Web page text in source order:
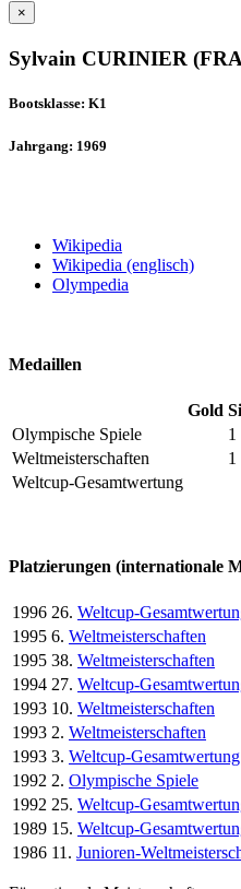
×
Sylvain CURINIER
Bootsklasse: K1
Jahrgang: 1969
Wikipedia
Wikipedia (englisch)
Olympedia
Medaillen
Gold
Olympische Spiele
1
Weltmeisterschaften
1
Weltcup-Gesamtwertung
Platzierungen (internationale
1996 26. Weltcup-
1995 6. Weltmeisterschaften
1995 38. Weltmeisterschaften
1994 27. Weltcup-
1993 10. Weltmeisterschaften
1993 2. Weltmeisterschaften
1993 3. Weltcup-Gesamtwertung
1992 2. Olympische Spiele
1992 25. Weltcup-
1989 15. Weltcup-
1986 11. Junioren-